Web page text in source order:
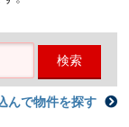
検索
んで物件を探す